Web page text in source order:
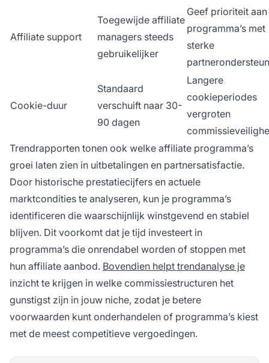
Affiliate support
Toegewijde affiliate
managers steeds
gebruikelijker
Geef prioriteit aan
programma’s met
sterke
Cookie-duur
Standaard
verschuift naar 30-
90 dagen
Langere
cookieperiodes
vergroten
Trendrapporten tonen ook welke affiliate programma’s
groei laten zien in uitbetalingen en partnersatisfactie.
Door historische prestatiecijfers en actuele
marktcondities te analyseren, kun je programma’s
identificeren die waarschijnlijk winstgevend en stabiel
blijven. Dit voorkomt dat je tijd investeert in
programma’s die onrendabel worden of stoppen met
hun affiliate aanbod. Bovendien helpt trendanalyse je
inzicht te krijgen in welke commissiestructuren het
gunstigst zijn in jouw niche, zodat je betere
voorwaarden kunt onderhandelen of programma’s kiest
met de meest competitieve vergoedingen.